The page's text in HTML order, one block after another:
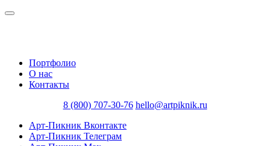
Портфолио
О нас
Контакты
8 (800) 707-30-76 hello@artpiknik.ru
Арт-Пикник Вконтакте
Арт-Пикник Телеграм